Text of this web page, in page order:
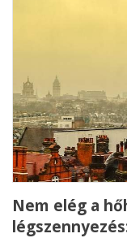
Nem elég a